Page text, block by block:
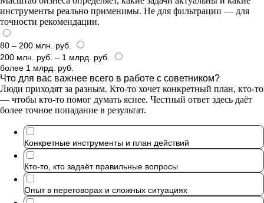
инструменты реально применимы. Не для фильтрации — для
точности рекомендации.
80 – 200 млн. руб.
200 млн. руб. – 1 млрд. руб.
более 1 млрд. руб.
Что для вас важнее всего в работе с советником?
Люди приходят за разным. Кто-то хочет конкретный план, кто-то
— чтобы кто-то помог думать яснее. Честный ответ здесь даёт
более точное попадание в результат.
Конкретные инструменты и план действий
Кто-то, кто задаёт правильные вопросы
Опыт в переговорах и сложных ситуациях